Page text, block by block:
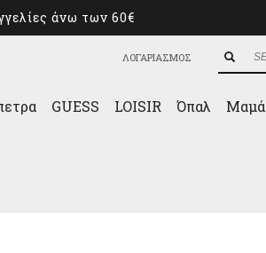
άνω των 60€
ΛΟΓΑΡΙΑΣΜΟΣ
GUESS LOISIR Όπαλ Μαμά